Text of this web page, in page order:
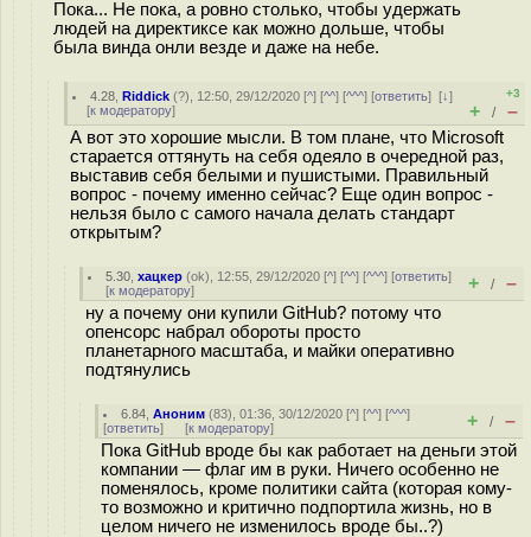
Пока... Не пока, а ровно столько, чтобы удержать
людей на директиксе как можно дольше, чтобы
была винда онли везде и даже на небе.
4.28 ,Riddick (?), 12:50, 29/12/2020 [^] [^^] [^^^] [ответить][↓]
[к модератору]
+3
+ / –
А вот это хорошие мысли. В том плане, что Microsoft
старается оттянуть на себя одеяло в очередной раз,
выставив себя белыми и пушистыми. Правильный
вопрос - почему именно сейчас? Еще один вопрос -
нельзя было с самого начала делать стандарт
открытым?
5.30 ,хацкер (ok), 12:55, 29/12/2020 [^] [^^] [^^^] [ответить]
[к модератору] + / –
ну а почему они купили GitHub? потому что
опенсорс набрал обороты просто
планетарного масштаба, и майки оперативно
подтянулись
6.84 ,Аноним (83), 01:36, 30/12/2020 [^] [^^] [^^^]
[ответить] [к модератору] + / –
Пока GitHub вроде бы как работает на деньги этой
компании — флаг им в руки. Ничего особенно не
поменялось, кроме политики сайта (которая кому-
то возможно и критично подпортила жизнь, но в
целом ничего не изменилось вроде бы..?)